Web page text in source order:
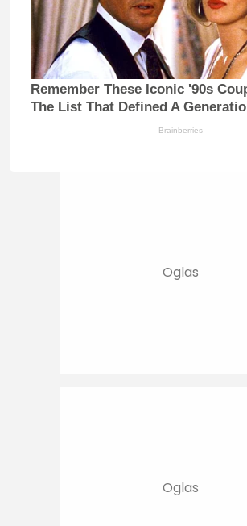
Remember These Iconic '90s
The List That Defined A
Brainberries